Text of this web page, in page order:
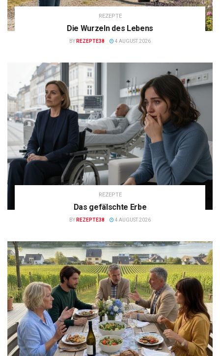
REZEPTE
Die Wurzeln des Lebens
BY REZEPTE38 4 AUGUST 2026
REZEPTE
Das gefälschte Erbe
BY REZEPTE38 4 AUGUST 2026